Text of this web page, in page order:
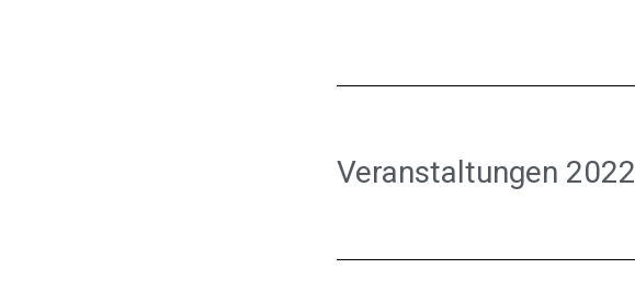
Veranstaltungen 2022